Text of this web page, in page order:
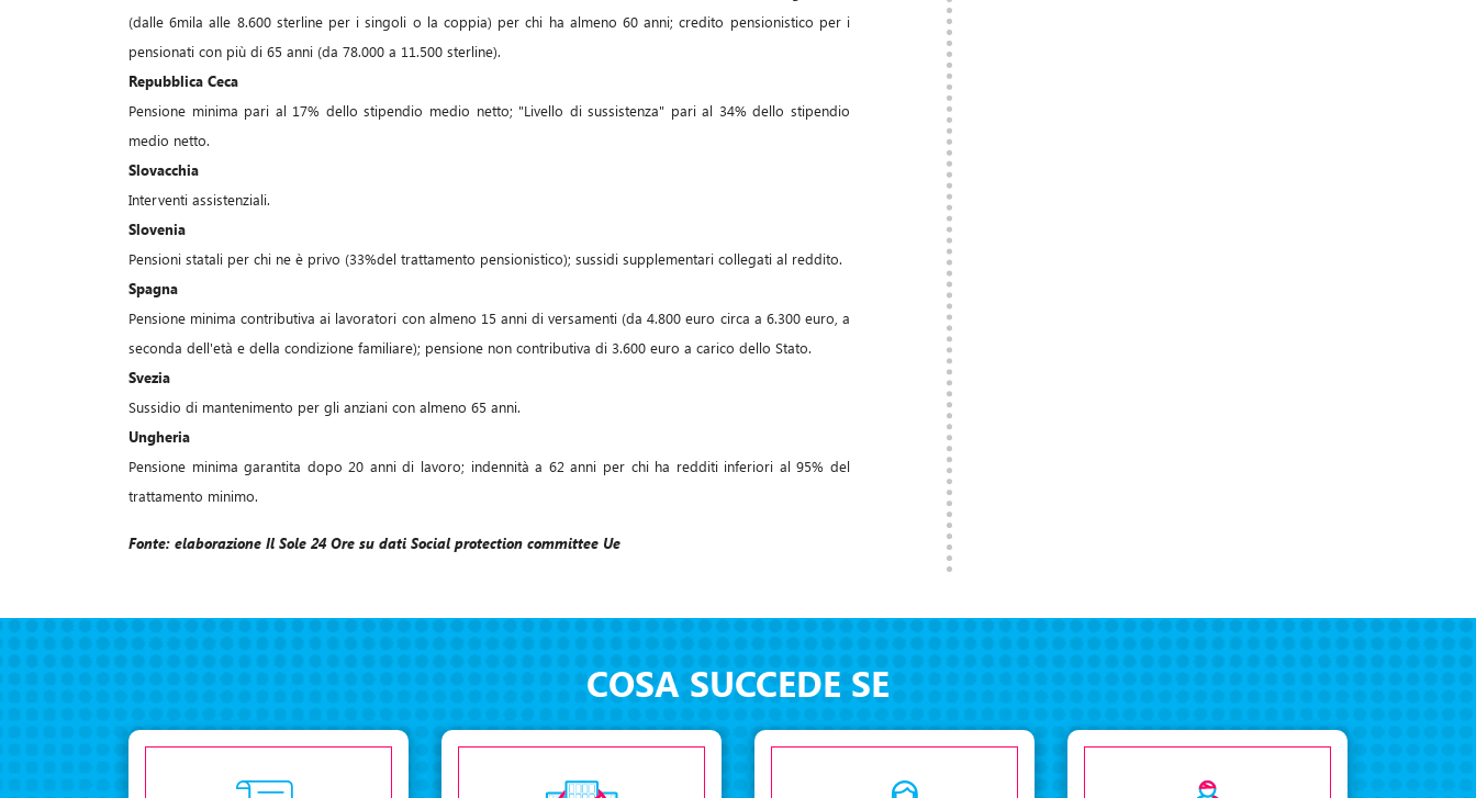
(dalle 6mila alle 8.600 sterline per i singoli o la coppia) per chi ha almeno 60 anni; credito pensionistico per i
pensionati con più di 65 anni (da 78.000 a 11.500 sterline).
Repubblica Ceca
Pensione minima pari al 17% dello stipendio medio netto; "Livello di sussistenza" pari al 34% dello stipendio
medio netto.
Slovacchia
Interventi assistenziali.
Slovenia
Pensioni statali per chi ne è privo (33%del trattamento pensionistico); sussidi supplementari collegati al reddito.
Spagna
Pensione minima contributiva ai lavoratori con almeno 15 anni di versamenti (da 4.800 euro circa a 6.300 euro, a
seconda dell'età e della condizione familiare); pensione non contributiva di 3.600 euro a carico dello Stato.
Svezia
Sussidio di mantenimento per gli anziani con almeno 65 anni.
Ungheria
Pensione minima garantita dopo 20 anni di lavoro; indennità a 62 anni per chi ha redditi inferiori al 95% del
trattamento minimo.
Fonte: elaborazione Il Sole 24 Ore su dati Social protection committee Ue
COSA SUCCEDE SE